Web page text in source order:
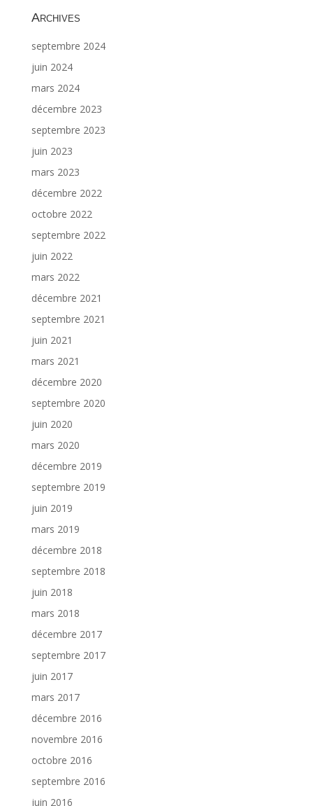
Archives
septembre 2024
juin 2024
mars 2024
décembre 2023
septembre 2023
juin 2023
mars 2023
décembre 2022
octobre 2022
septembre 2022
juin 2022
mars 2022
décembre 2021
septembre 2021
juin 2021
mars 2021
décembre 2020
septembre 2020
juin 2020
mars 2020
décembre 2019
septembre 2019
juin 2019
mars 2019
décembre 2018
septembre 2018
juin 2018
mars 2018
décembre 2017
septembre 2017
juin 2017
mars 2017
décembre 2016
novembre 2016
octobre 2016
septembre 2016
juin 2016